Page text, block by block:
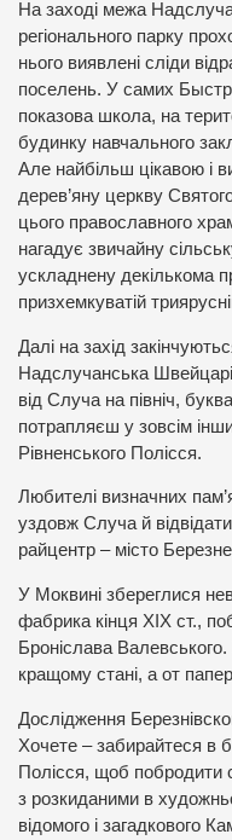
На заході межа
регіонального парку
нього виявлені сліди
поселень. У самих
показова школа, на
будинку навчального
Але найбільш цікавою і
дерев’яну церкву
цього православного
нагадує звичайну
ускладнену декількома
призхемкуватій
Далі на захід
Надслучанська
від Случа на північ,
потрапляєш у зовсім
Рівненського Полісся.
Любителі визначних
уздовж Случа й
райцентр – місто
У Моквині збереглися
фабрика кінця ХІХ ст.,
Броніслава
кращому стані, а от
Дослідження
Хочете – забирайтеся в
Полісся, щоб побродити
з розкиданими в
відомого і загадкового